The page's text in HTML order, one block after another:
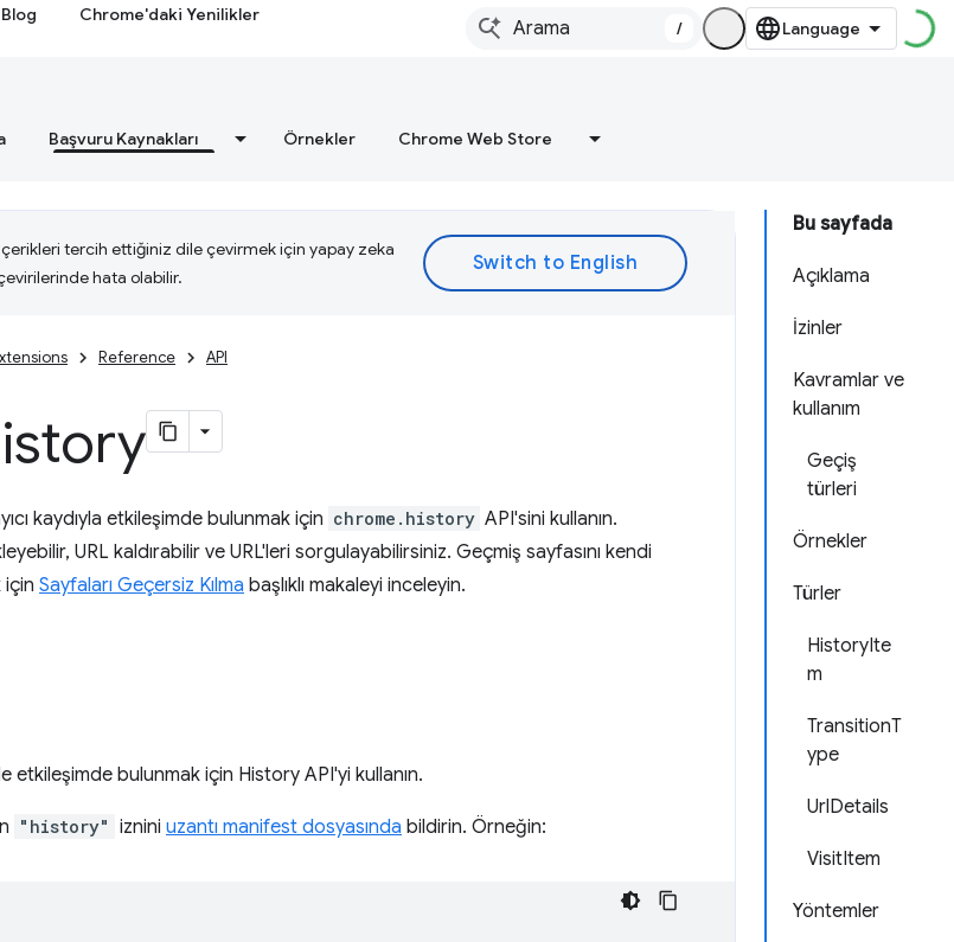
Blog Chrome'daki Yenilikler
/
Başvuru Kaynakları Örnekler Chrome Web Store
Bu sayfada
Açıklama
İzinler
Kavramlar ve
kullanım
Geçiş
türleri
Örnekler
Türler
HistoryIte
m
TransitionT
ype
UrlDetails
VisitItem
Yöntemler
tercih ettiğiniz dile çevirmek için yapay zeka
hata olabilir.
Reference API
kaydıyla etkileşimde bulunmak için chrome.history API'sini kullanın.
URL kaldırabilir ve URL'leri sorgulayabilirsiniz. Geçmiş sayfasını kendi
için Sayfaları Geçersiz Kılma başlıklı makaleyi inceleyin.
etkileşimde bulunmak için History API'yi kullanın.
"history" iznini uzantı manifest dosyasında bildirin. Örneğin: